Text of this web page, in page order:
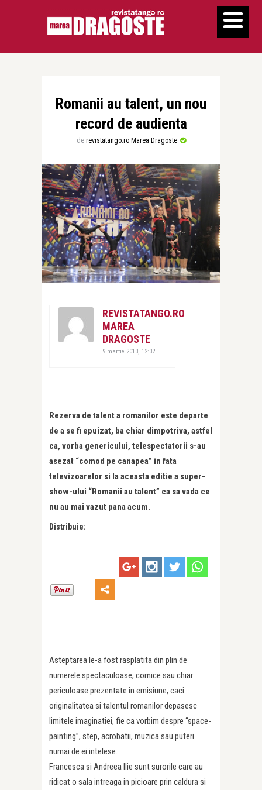
Romanii au talent, un nou
record de audienta
de revistatango.ro Marea Dragoste
REVISTATANGO.RO
MAREA
DRAGOSTE
9 martie 2013, 12:32
Rezerva de talent a romanilor este departe
de a se fi epuizat, ba chiar dimpotriva, astfel
ca, vorba genericului, telespectatorii s-au
asezat “comod pe canapea” in fata
televizoarelor si la aceasta editie a super-
show-ului “Romanii au talent” ca sa vada ce
nu au mai vazut pana acum.
Distribuie:
Asteptarea le-a fost rasplatita din plin de
numerele spectaculoase, comice sau chiar
periculoase prezentate in emisiune, caci
originalitatea si talentul romanilor depasesc
limitele imaginatiei, fie ca vorbim despre “space-
painting”, step, acrobatii, muzica sau puteri
numai de ei intelese.
Francesca si Andreea Ilie sunt surorile care au
ridicat o sala intreaga in picioare prin caldura si